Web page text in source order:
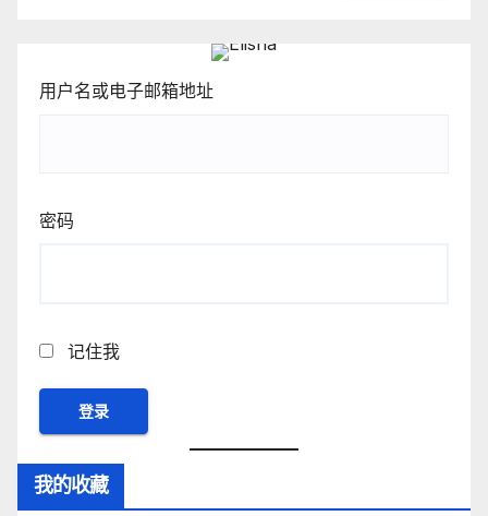
用户名或电子邮箱地址
密码
记住我
我的收藏